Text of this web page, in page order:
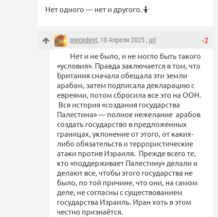
Нет одного — нет и другого.🤷
-2
precedent, 10 Апреля 2025 , url
Нет и не было, и не могло быть такого
«условия». Правда заключается в том, что
Британия сначала обещала эти земли
арабам, затем подписала декларацию с
евреями, потом сбросила все это на ООН.
Вся история «создания государства
Палестина» — полное нежелание арабов
создать государство в предложенных
границах, уклонение от этого, от каких-
либо обязательств и террористические
атаки против Израиля. Прежде всего те,
кто «поддерживает Палестину» делали и
делают все, чтобы этого государства не
было, по той причине, что они, на самом
деле, не согласны с существованием
государства Израиль. Иран хоть в этом
честно признаётся.